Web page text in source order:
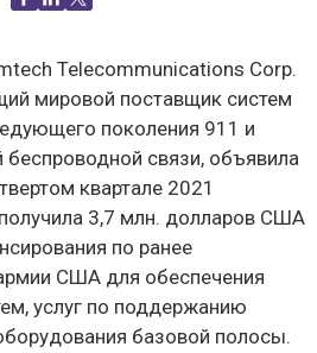
Telecommunications Corp.
мировой поставщик систем
поколения 911 и
беспроводной связи, объявила
квартале 2021
3,7 млн. долларов США
по ранее
США для обеспечения
услуг по поддержанию
базовой полосы.